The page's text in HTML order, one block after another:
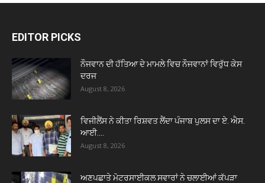
EDITOR PICKS
ਨੌਜਵਾਨ ਦੀ ਹੱਤਿਆ ਦੇ ਮਾਮਲੇ ਵਿਚ ਨੌਜਵਾਨਾਂ ਵਿਰੁੱਧ ਕੇਸ
ਦਰਜ
August 8, 2026
ਵਿਜੀਲੈਂਸ ਨੇ ਕੀਤਾ ਰਿਸ਼ਵਤ ਲੈਂਦਾ ਪੰਜਾਬ ਪੁਲਸ ਦਾ ਏ. ਐਸ.
ਆਈ....
August 8, 2026
ਅਣਪਛਾਤੇ ਮੋਟਰਸਾਈਕਲ ਸਵਾਰਾਂ ਨੇ ਚਲਾਈਆਂ ਕੱਪੜਾ